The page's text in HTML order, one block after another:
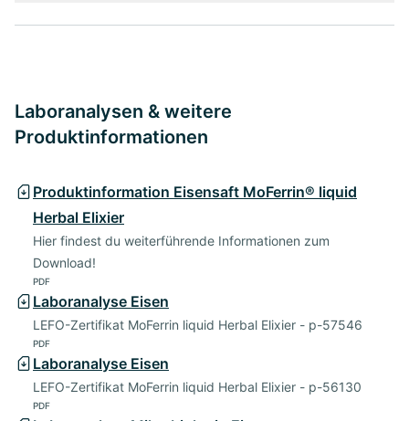
Laboranalysen & weitere
Produktinformationen
Produktinformation Eisensaft MoFerrin® liquid
Herbal Elixier
Hier findest du weiterführende Informationen zum
Download!
PDF
Laboranalyse Eisen
LEFO-Zertifikat MoFerrin liquid Herbal Elixier - p-57546
PDF
Laboranalyse Eisen
LEFO-Zertifikat MoFerrin liquid Herbal Elixier - p-56130
PDF